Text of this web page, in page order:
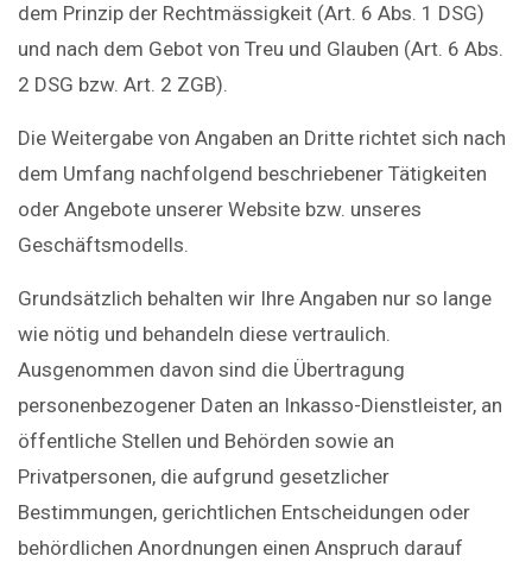
dem Prinzip der Rechtmässigkeit (Art. 6 Abs. 1 DSG)
und nach dem Gebot von Treu und Glauben (Art. 6 Abs.
2 DSG bzw. Art. 2 ZGB).
Die Weitergabe von Angaben an Dritte richtet sich nach
dem Umfang nachfolgend beschriebener Tätigkeiten
oder Angebote unserer Website bzw. unseres
Geschäftsmodells.
Grundsätzlich behalten wir Ihre Angaben nur so lange
wie nötig und behandeln diese vertraulich.
Ausgenommen davon sind die Übertragung
personenbezogener Daten an Inkasso-Dienstleister, an
öffentliche Stellen und Behörden sowie an
Privatpersonen, die aufgrund gesetzlicher
Bestimmungen, gerichtlichen Entscheidungen oder
behördlichen Anordnungen einen Anspruch darauf